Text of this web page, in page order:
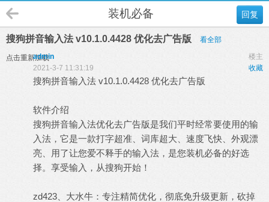
回复
装机必备
搜狗拼音输入法 v10.1.0.4428 优化去广告版 看全部
点击重新加载 楼主
admin
收藏
2021-3-7 11:31:19
搜狗拼音输入法 v10.1.0.4428 优化去广告版
软件介绍
搜狗拼音输入法优化去广告版是我们平时经常要使用的输
入法，它是一款打字超准、词库超大、速度飞快、外观漂
亮、用了让您爱不释手的输入法，是您装机必备的好选
择。享受输入，从搜狗开始！
zd423、大水牛：专注精简优化，彻底免升级更新，砍掉